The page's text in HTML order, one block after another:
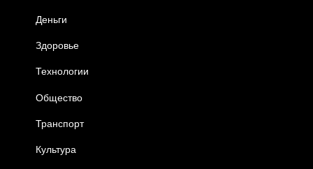
Деньги
Здоровье
Технологии
Общество
Транспорт
Культура